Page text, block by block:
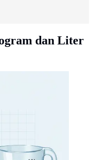
dan Liter